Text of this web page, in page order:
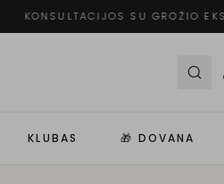
KONSULTACIJOS SU GROŽIO
KLUBAS 🎁 DOVANA